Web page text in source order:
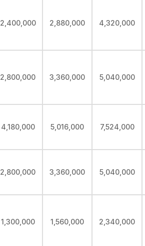
2,400,000 2,880,000 4,320,000
2,800,000 3,360,000 5,040,000
4,180,000 5,016,000 7,524,000
2,800,000 3,360,000 5,040,000
1,300,000 1,560,000 2,340,000